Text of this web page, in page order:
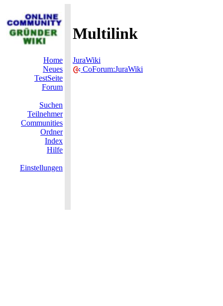
Multilink
Home
Neues
TestSeite
Forum
Suchen
Teilnehmer
Communities
Ordner
Index
Hilfe
Einstellungen
JuraWiki
CoForum:JuraWiki